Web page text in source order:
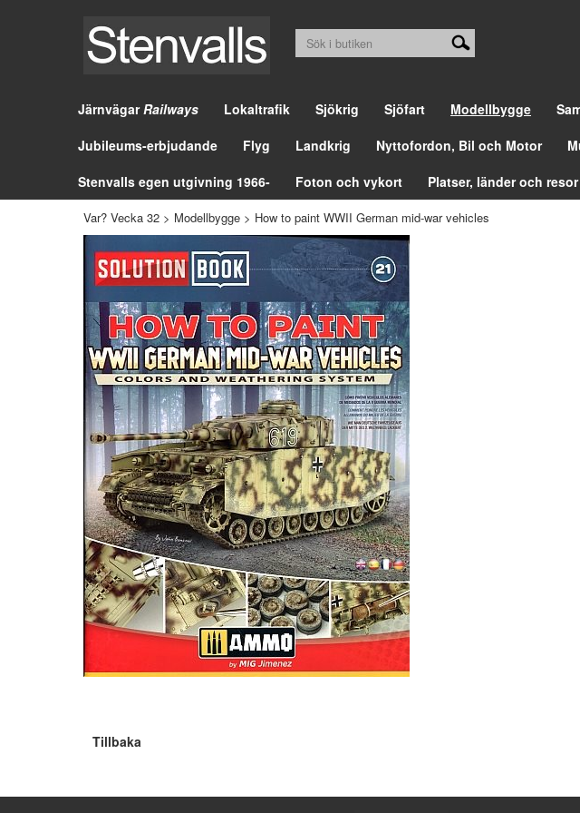
JärnvägarRailways Lokaltrafik Sjökrig Sjöfart Modellbygge
Jubileums-erbjudande
Flyg Landkrig Nyttofordon, Bil och Motor
Stenvalls egen utgivning 1966-
Foton och vykort Platser, länder och resor
Var? Vecka 32 > Modellbygge > How to paint WWII German mid-war vehicles
Tillbaka